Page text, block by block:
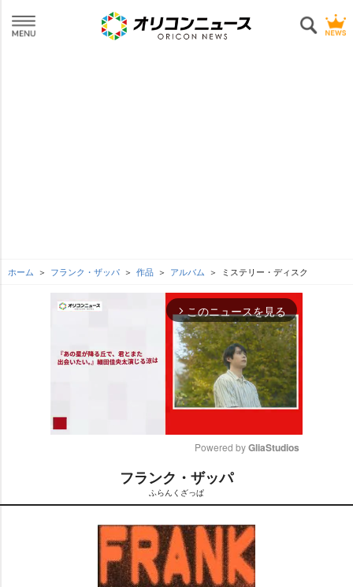
ホーム フランク・ザッパ 作品 アルバム ミステリー・ディスク
arrow_forward_ios このニュースを見る
t
e
Powered by GliaStudios
フランク・ザッパ
ふらんくざっぱ